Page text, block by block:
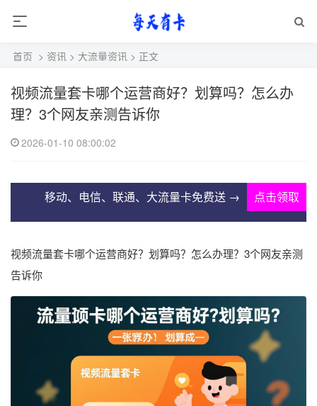
首页 > 资讯 > 大流量资讯 > 正文
视频流量套卡哪个运营商好？划算吗？怎么办
理？3个网友亲测告诉你
2026-01-10 08:00:02
移动、电信、联通、大流量卡免费送 → 点击领取
视频流量套卡哪个运营商好？划算吗？怎么办理？3个网友亲测
告诉你